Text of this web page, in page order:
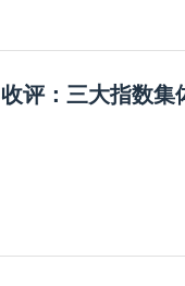
收评：三大指数集